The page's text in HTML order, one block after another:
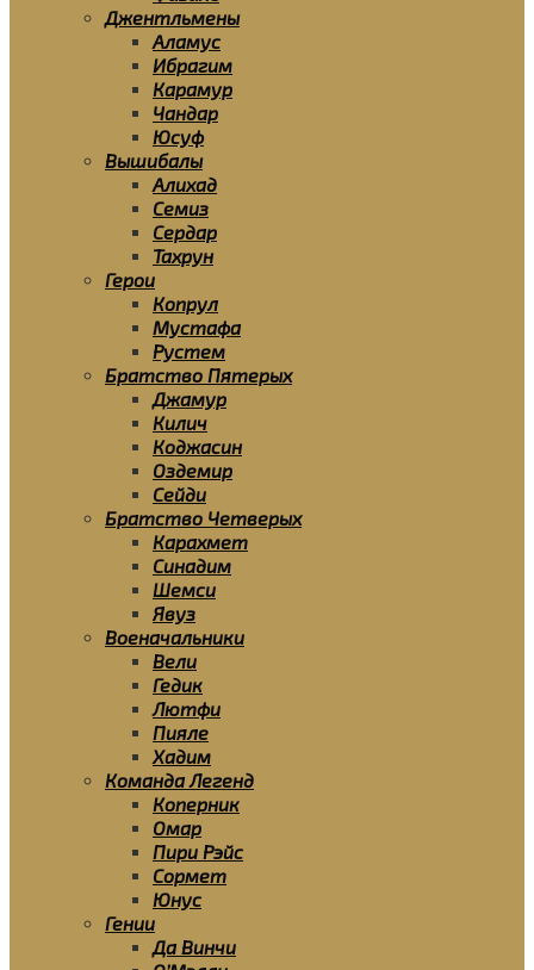
Джентльмены
Аламус
Ибрагим
Карамур
Чандар
Юсуф
Вышибалы
Алихад
Семиз
Сердар
Тахрун
Герои
Копрул
Мустафа
Рустем
Братство Пятерых
Джамур
Килич
Коджасин
Оздемир
Сейди
Братство Четверых
Карахмет
Синадим
Шемси
Явуз
Военачальники
Вели
Гедик
Лютфи
Пияле
Хадим
Команда Легенд
Коперник
Омар
Пири Рэйс
Сормет
Юнус
Гении
Да Винчи